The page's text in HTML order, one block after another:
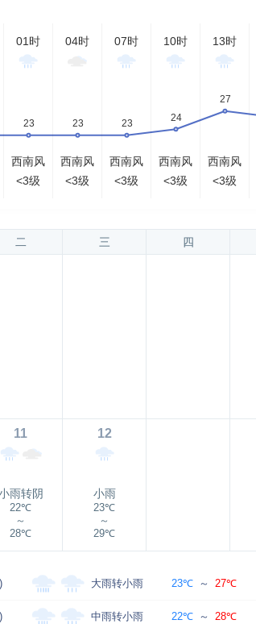
01时
西南风
<3级
04时
西南风
<3级
07时
西南风
<3级
10时
西南风
<3级
13时
西南风
<3级
二 三 四
11
雨转阴
22℃
～
28℃
12
小雨
23℃
～
29℃
大雨转小雨 23℃ ～ 27℃
中雨转小雨 22℃ ～ 28℃